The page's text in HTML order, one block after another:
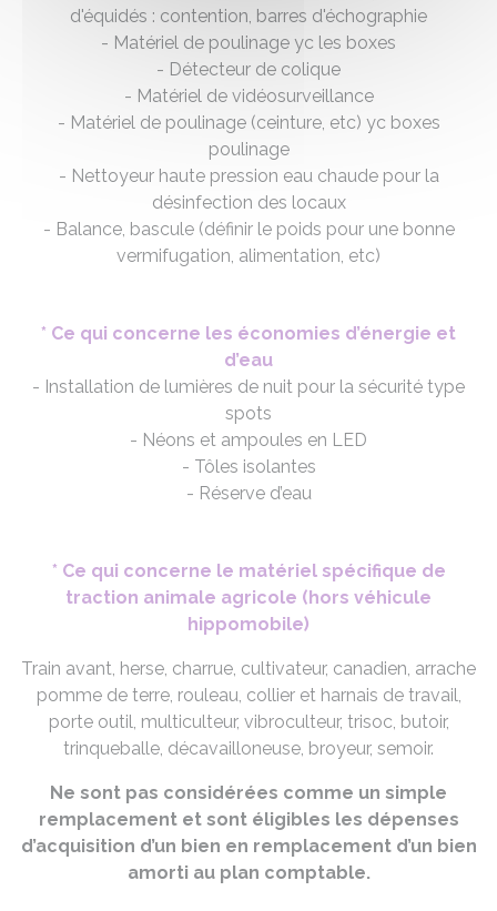
d'équidés : contention, barres d'échographie
- Matériel de poulinage yc les boxes
- Détecteur de colique
- Matériel de vidéosurveillance
- Matériel de poulinage (ceinture, etc) yc boxes
poulinage
- Nettoyeur haute pression eau chaude pour la
désinfection des locaux
- Balance, bascule (définir le poids pour une bonne
vermifugation, alimentation, etc)
* Ce qui concerne les économies d’énergie et
d’eau
- Installation de lumières de nuit pour la sécurité type
spots
- Néons et ampoules en LED
- Tôles isolantes
- Réserve d’eau
* Ce qui concerne le matériel spécifique de
traction animale agricole (hors véhicule
hippomobile)
Train avant, herse, charrue, cultivateur, canadien, arrache
pomme de terre, rouleau, collier et harnais de travail,
porte outil, multiculteur, vibroculteur, trisoc, butoir,
trinqueballe, décavailloneuse, broyeur, semoir.
Ne sont pas considérées comme un simple
remplacement et sont éligibles les dépenses
d’acquisition d’un bien en remplacement d’un bien
amorti au plan comptable.